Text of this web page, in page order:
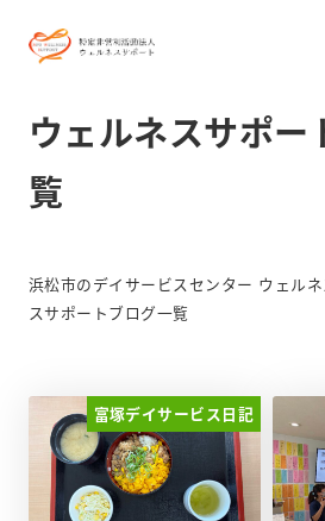
ウェルネスサポー
覧
浜松市のデイサービスセンター ウェル
スサポートブログ一覧
富塚デイサービス日記